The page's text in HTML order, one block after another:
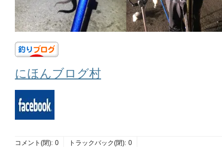
にほんブログ村
コメント(閉): 0 トラックバック(閉): 0